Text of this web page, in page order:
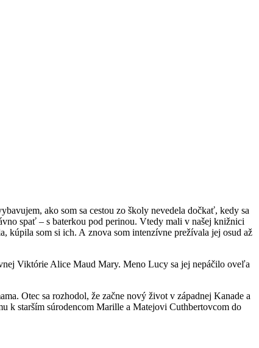
ako som sa cestou zo školy nevedela dočkať, kedy sa
spať – s baterkou pod perinou. Vtedy mali v našej knižnici
kúpila som si ich. A znova som intenzívne prežívala jej osud až
Viktórie Alice Maud Mary. Meno Lucy sa jej nepáčilo oveľa
Otec sa rozhodol, že začne nový život v západnej Kanade a
k starším súrodencom Marille a Matejovi Cuthbertovcom do